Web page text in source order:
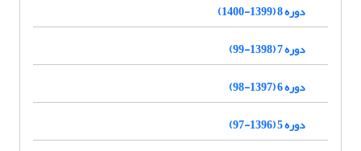
دوره 8 (1399-1400)
دوره 7 (1398-99)
دوره 6 (1397-98)
دوره 5 (1396-97)